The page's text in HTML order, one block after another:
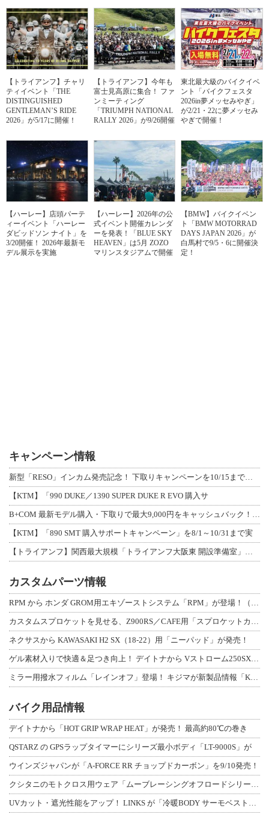
【トライアンフ】チャリ
ティイベント「THE
DISTINGUISHED
GENTLEMAN’S RIDE
2026」が5/17に開催！
【トライアンフ】今年も
富士見高原に集合！ ファ
ンミーティング
「TRIUMPH NATIONAL
RALLY 2026」が9/26開催
東北最大級のバイクイベ
ント「バイクフェスタ
2026in夢メッセみやぎ」
が2/21・22に夢メッセみ
やぎで開催！
【ハーレー】店頭パーテ
ィーイベント「ハーレー
ダビッドソン ナイト」を
3/20開催！ 2026年最新モ
デル展示を実施
【ハーレー】2026年の公
式イベント開催カレンダ
ーを発表！「BLUE SKY
HEAVEN」は5月 ZOZO
マリンスタジアムで開催
【BMW】バイクイベン
ト「BMW MOTORRAD
DAYS JAPAN 2026」が
白馬村で9/5・6に開催決
定！
キャンペーン情報
新型「RESO」インカム発売記念！ 下取りキャンペーンを10/15まで延長して開
【KTM】「990 DUKE／1390 SUPER DUKE R EVO 購入サ
B+COM 最新モデル購入・下取りで最大9,000円をキャッシュバック！「B+F
【KTM】「890 SMT 購入サポートキャンペーン」を8/1～10/31まで実
【トライアンフ】関西最大規模「トライアンフ大阪東 開設準備室」がオープン！ 限定
カスタムパーツ情報
RPM から ホンダ GROM用エキゾーストシステム「RPM」が登場！（動画あり
カスタムスプロケットを見せる、Z900RS／CAFE用「スプロケットカバーフルキ
ネクサスから KAWASAKI H2 SX（18-22）用「ニーパッド」が発売！
ゲル素材入りで快適＆足つき向上！ デイトナから Vストローム250SX用「快適ロ
ミラー用撥水フィルム「レインオフ」登場！ キジマが新製品情報「KIJIMA NE
バイク用品情報
デイトナから「HOT GRIP WRAP HEAT」が発売！ 最高約80℃の巻き
QSTARZ の GPSラップタイマーにシリーズ最小ボディ「LT-9000S」が
ウインズジャパンが「A-FORCE RR チョップドカーボン」を9/10発売！
クシタニのモトクロス用ウェア「ムーブレーシングオフロードシリーズ」3アイテムが登
UVカット・遮光性能をアップ！ LINKS が「冷暖BODY サーモベスト」改良